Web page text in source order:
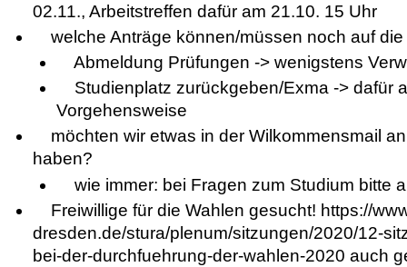
02.11., Arbeitstreffen dafür am 21.10. 15 Uhr
welche Anträge können/müssen noch auf
Abmeldung Prüfungen -> wenigstens
Studienplatz zurückgeben/Exma -> dafür
Vorgehensweise
möchten wir etwas in der Wilkommensmail
haben?
wie immer: bei Fragen zum Studium bitte
Freiwillige für die Wahlen gesucht! https://
dresden.de/stura/plenum/sitzungen/2020/12-
bei-der-durchfuehrung-der-wahlen-2020 auch